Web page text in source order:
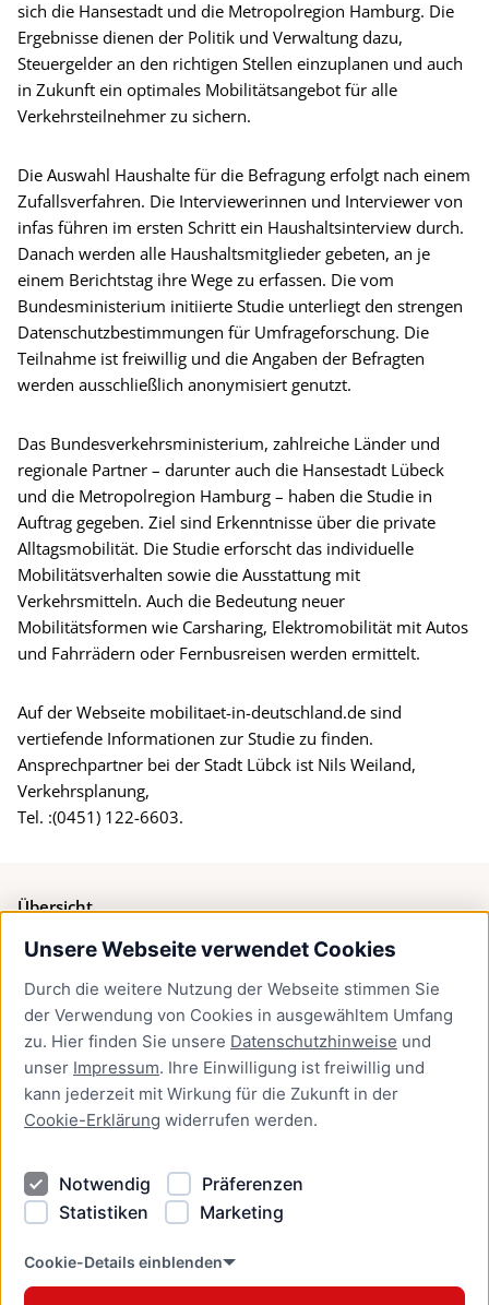
Unsere Webseite verwendet Cookies
Durch die weitere Nutzung der Webseite stimmen Sie
der Verwendung von Cookies in ausgewähltem Umfang
zu. Hier finden Sie unsere Datenschutzhinweise und
unser Impressum. Ihre Einwilligung ist freiwillig und
kann jederzeit mit Wirkung für die Zukunft in der
Cookie-Erklärung widerrufen werden.
Notwendig
Präferenzen
Statistiken
Marketing
Cookie-Details einblenden
sich die Hansestadt und die Metropolregion Hamburg. Die
Ergebnisse dienen der Politik und Verwaltung dazu,
Steuergelder an den richtigen Stellen einzuplanen und auch
in Zukunft ein optimales Mobilitätsangebot für alle
Verkehrsteilnehmer zu sichern.
Die Auswahl Haushalte für die Befragung erfolgt nach einem
Zufallsverfahren. Die Interviewerinnen und Interviewer von
infas führen im ersten Schritt ein Haushaltsinterview durch.
Danach werden alle Haushaltsmitglieder gebeten, an je
einem Berichtstag ihre Wege zu erfassen. Die vom
Bundesministerium initiierte Studie unterliegt den strengen
Datenschutzbestimmungen für Umfrageforschung. Die
Teilnahme ist freiwillig und die Angaben der Befragten
werden ausschließlich anonymisiert genutzt.
Das Bundesverkehrsministerium, zahlreiche Länder und
regionale Partner – darunter auch die Hansestadt Lübeck
und die Metropolregion Hamburg – haben die Studie in
Auftrag gegeben. Ziel sind Erkenntnisse über die private
Alltagsmobilität. Die Studie erforscht das individuelle
Mobilitätsverhalten sowie die Ausstattung mit
Verkehrsmitteln. Auch die Bedeutung neuer
Mobilitätsformen wie Carsharing, Elektromobilität mit Autos
und Fahrrädern oder Fernbusreisen werden ermittelt.
Auf der Webseite mobilitaet-in-deutschland.de sind
vertiefende Informationen zur Studie zu finden.
Ansprechpartner bei der Stadt Lübck ist Nils Weiland,
Verkehrsplanung,
Tel. :(0451) 122-6603.
Übersicht
Bürgerservice
Presse
Newsletter Lübeck:kompakt
Kontakt
Kontakt
Datenschutzhinweise
Barrierefreiheit
Cookie Erklärung